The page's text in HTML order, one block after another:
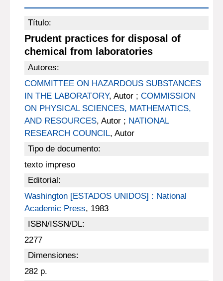
Título:
Prudent practices for disposal of
chemical from laboratories
Autores:
COMMITTEE ON HAZARDOUS SUBSTANCES
IN THE LABORATORY, Autor ; COMMISSION
ON PHYSICAL SCIENCES, MATHEMATICS,
AND RESOURCES, Autor ; NATIONAL
RESEARCH COUNCIL, Autor
Tipo de documento:
texto impreso
Editorial:
Washington [ESTADOS UNIDOS] : National
Academic Press, 1983
ISBN/ISSN/DL:
2277
Dimensiones:
282 p.